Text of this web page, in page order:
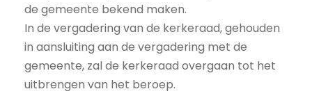
de gemeente bekend maken.
In de vergadering van de kerkeraad, gehouden
in aansluiting aan de vergadering met de
gemeente, zal de kerkeraad overgaan tot het
uitbrengen van het beroep.